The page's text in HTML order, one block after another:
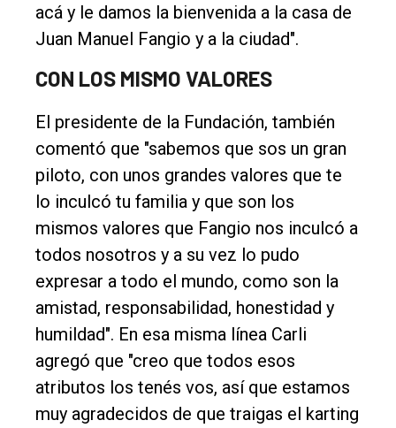
acá y le damos la bienvenida a la casa de
Juan Manuel Fangio y a la ciudad".
CON LOS MISMO VALORES
El presidente de la Fundación, también
comentó que "sabemos que sos un gran
piloto, con unos grandes valores que te
lo inculcó tu familia y que son los
mismos valores que Fangio nos inculcó a
todos nosotros y a su vez lo pudo
expresar a todo el mundo, como son la
amistad, responsabilidad, honestidad y
humildad". En esa misma línea Carli
agregó que "creo que todos esos
atributos los tenés vos, así que estamos
muy agradecidos de que traigas el karting